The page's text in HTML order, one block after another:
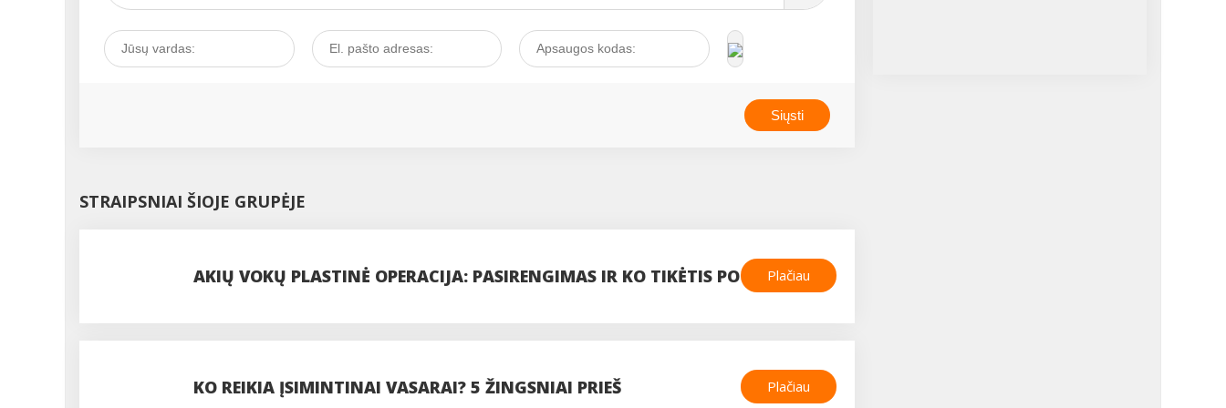
STRAIPSNIAI ŠIOJE GRUPĖJE
AKIŲ VOKŲ PLASTINĖ OPERACIJA: PASIRENGIMAS IR KO TIKĖTIS PO Plačiau
KO REIKIA ĮSIMINTINAI VASARAI? 5 ŽINGSNIAI PRIEŠ Plačiau